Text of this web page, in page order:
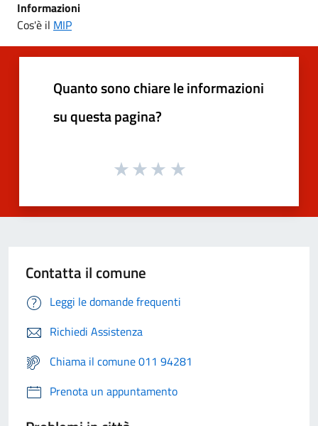
Informazioni
Cos'è il MIP
Quanto sono chiare le informazioni
su questa pagina?
Contatta il comune
Leggi le domande frequenti
Richiedi Assistenza
Chiama il comune 011 94281
Prenota un appuntamento